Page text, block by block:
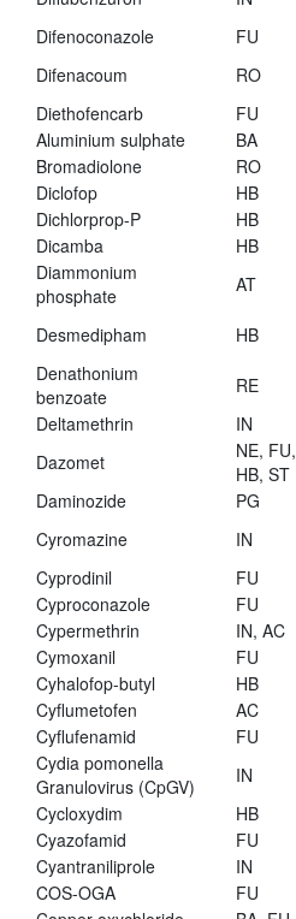
Difenoconazole
FU
Difenacoum
RO
Diethofencarb
FU
Aluminium sulphate
BA
Bromadiolone
RO
Diclofop
HB
Dichlorprop-P
HB
Dicamba
HB
Diammonium
phosphate
AT
Desmedipham HB
Denathonium
benzoate
RE
Deltamethrin
IN
Dazomet
NE, FU,
HB, ST
Daminozide
PG
Cyromazine
IN
Cyprodinil
FU
Cyproconazole
FU
Cypermethrin
IN, AC
Cymoxanil
FU
Cyhalofop-butyl
HB
Cyflumetofen
AC
Cyflufenamid
FU
Cydia pomonella
Granulovirus (CpGV)
IN
Cycloxydim
HB
Cyazofamid
FU
Cyantraniliprole
IN
COS-OGA
FU